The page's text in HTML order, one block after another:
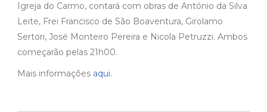
Igreja do Carmo, contará com obras de António da Silva
Leite, Frei Francisco de São Boaventura, Girolamo
Sertori, José Monteiro Pereira e Nicola Petruzzi. Ambos
começarão pelas 21h00.
Mais informações aqui.